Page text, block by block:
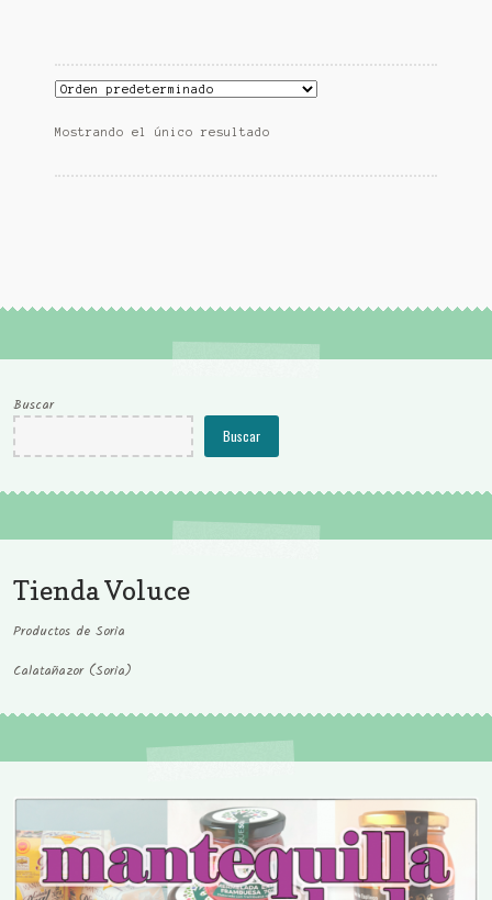
Mostrando el único resultado
Buscar
Buscar
Tienda Voluce
Productos de Soria
Calatañazor (Soria)